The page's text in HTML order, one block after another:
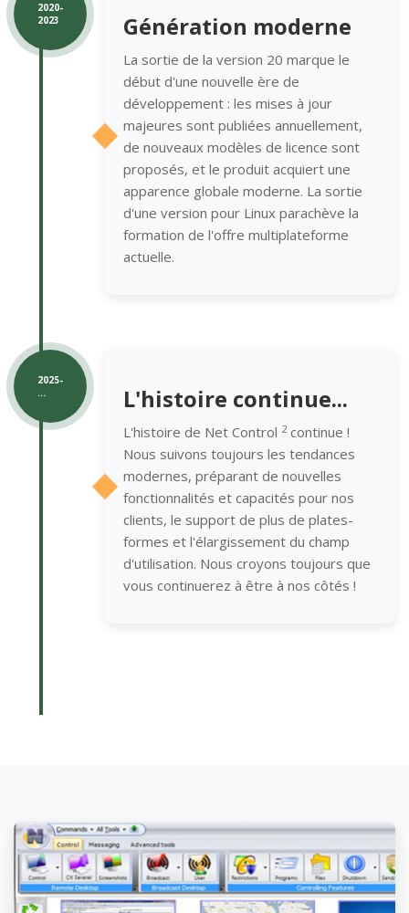
2020-
2023
Génération moderne
La sortie de la version 20 marque le
début d'une nouvelle ère de
développement : les mises à jour
majeures sont publiées annuellement,
de nouveaux modèles de licence sont
proposés, et le produit acquiert une
apparence globale moderne. La sortie
d'une version pour Linux parachève la
formation de l'offre multiplateforme
actuelle.
2025-
...
L'histoire continue...
L'histoire de Net Control 2continue !
Nous suivons toujours les tendances
modernes, préparant de nouvelles
fonctionnalités et capacités pour nos
clients, le support de plus de plates-
formes et l'élargissement du champ
d'utilisation. Nous croyons toujours que
vous continuerez à être à nos côtés !